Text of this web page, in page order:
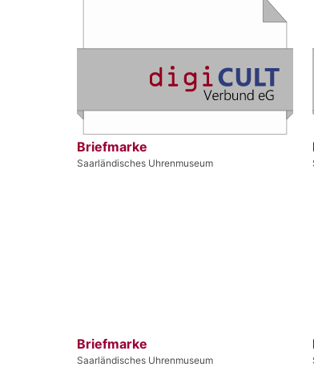
Briefmarke
Saarländisches Uhrenmuseum
Briefmarke
Saarländisches Uhrenmuseum